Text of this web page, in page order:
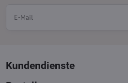
Kundendienste